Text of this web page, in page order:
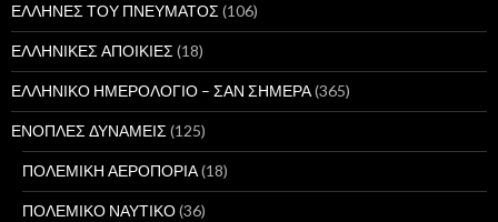
ΕΛΛΗΝΕΣ ΤΟΥ ΠΝΕΥΜΑΤΟΣ(106)
ΕΛΛΗΝΙΚΕΣ ΑΠΟΙΚΙΕΣ(18)
ΕΛΛΗΝΙΚΟ ΗΜΕΡΟΛΟΓΙΟ – ΣΑΝ ΣΗΜΕΡΑ(365)
ΕΝΟΠΛΕΣ ΔΥΝΑΜΕΙΣ(125)
ΠΟΛΕΜΙΚΗ ΑΕΡΟΠΟΡΙΑ(18)
ΠΟΛΕΜΙΚΟ ΝΑΥΤΙΚΟ(36)